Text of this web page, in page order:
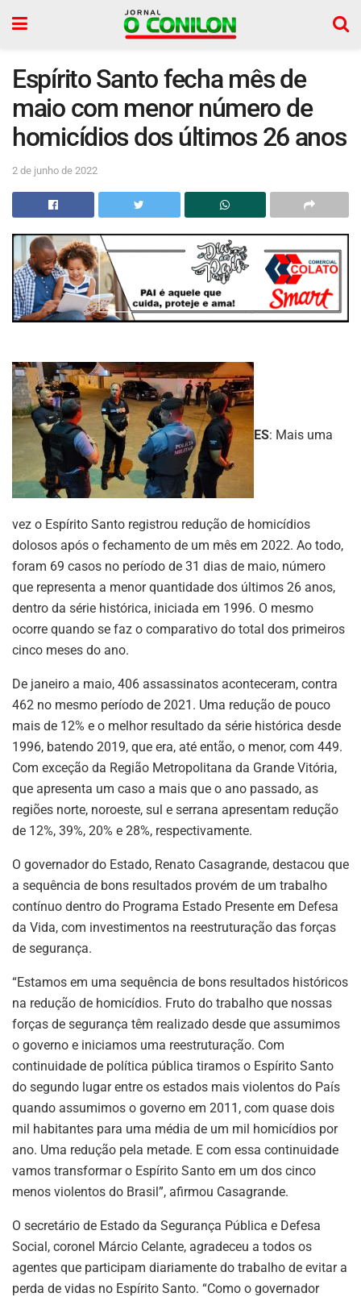
Espírito Santo fecha mês de
maio com menor número de
homicídios dos últimos 26 anos
2 de junho de 2022
ES: Mais uma
vez o Espírito Santo registrou redução de homicídios
dolosos após o fechamento de um mês em 2022. Ao todo,
foram 69 casos no período de 31 dias de maio, número
que representa a menor quantidade dos últimos 26 anos,
dentro da série histórica, iniciada em 1996. O mesmo
ocorre quando se faz o comparativo do total dos primeiros
cinco meses do ano.
De janeiro a maio, 406 assassinatos aconteceram, contra
462 no mesmo período de 2021. Uma redução de pouco
mais de 12% e o melhor resultado da série histórica desde
1996, batendo 2019, que era, até então, o menor, com 449.
Com exceção da Região Metropolitana da Grande Vitória,
que apresenta um caso a mais que o ano passado, as
regiões norte, noroeste, sul e serrana apresentam redução
de 12%, 39%, 20% e 28%, respectivamente.
O governador do Estado, Renato Casagrande, destacou que
a sequência de bons resultados provém de um trabalho
contínuo dentro do Programa Estado Presente em Defesa
da Vida, com investimentos na reestruturação das forças
de segurança.
“Estamos em uma sequência de bons resultados históricos
na redução de homicídios. Fruto do trabalho que nossas
forças de segurança têm realizado desde que assumimos
o governo e iniciamos uma reestruturação. Com
continuidade de política pública tiramos o Espírito Santo
do segundo lugar entre os estados mais violentos do País
quando assumimos o governo em 2011, com quase dois
mil habitantes para uma média de um mil homicídios por
ano. Uma redução pela metade. E com essa continuidade
vamos transformar o Espírito Santo em um dos cinco
menos violentos do Brasil”, afirmou Casagrande.
O secretário de Estado da Segurança Pública e Defesa
Social, coronel Márcio Celante, agradeceu a todos os
agentes que participam diariamente do trabalho de evitar a
perda de vidas no Espírito Santo. “Como o governador